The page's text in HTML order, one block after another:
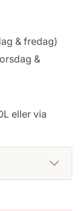
& fredag)
&
eller via